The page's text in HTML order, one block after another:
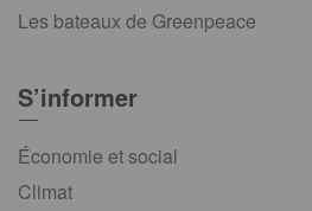
Les bateaux de Greenpeace
S’informer
Économie et social
Climat